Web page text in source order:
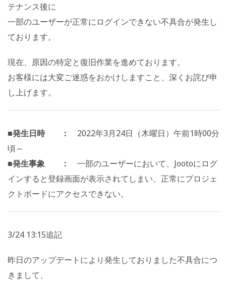
テナンス後に
一部のユーザーが正常にログインできない不具合が発生し
ております。
現在、原因の特定と復旧作業を進めております。
お客様には大変ご迷惑をおかけしますこと、深くお詫び申
し上げます。
■発生日時 ： 2022年3月24日（木曜日）午前1時00分
頃～
■発生事象 ： 一部のユーザーにおいて、Jootoにログ
インすると登録画面が表示されてしまい、正常にプロジェ
クトボードにアクセスできない。
3/24 13:15追記
昨日のアップデートにより発生しておりました不具合につ
きまして、